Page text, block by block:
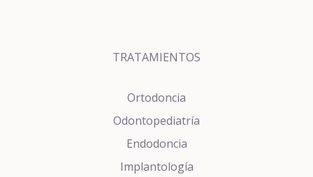
TRATAMIENTOS
Ortodoncia
Odontopediatría
Endodoncia
Implantología